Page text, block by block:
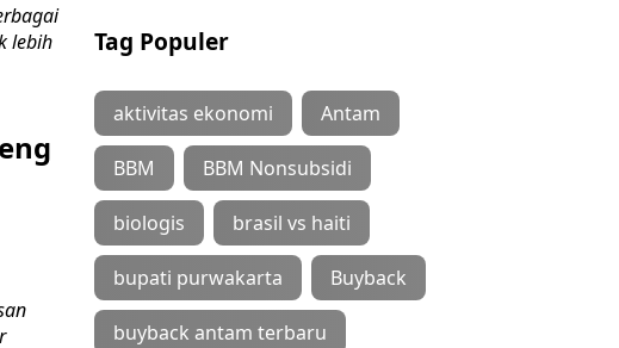
lebih
Tag Populer
aktivitas ekonomi Antam
BBM BBM Nonsubsidi
biologis brasil vs haiti
bupati purwakarta Buyback
buyback antam terbaru